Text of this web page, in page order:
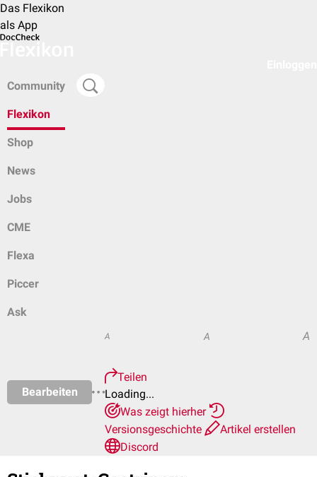
Das Flexikon
als App
Community
Flexikon
Shop
News
Jobs
CME
Flexa
Piccer
Ask
Bearbeiten
A A A
Teilen
Loading...
Was zeigt hierher
Versionsgeschichte
Artikel erstellen
Discord